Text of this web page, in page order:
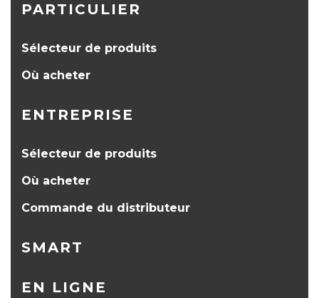
PARTICULIER
Sélecteur de produits
Où acheter
ENTREPRISE
Sélecteur de produits
Où acheter
Commande du distributeur
SMART
EN LIGNE